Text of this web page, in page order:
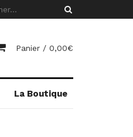
Panier / 0,00€
La Boutique